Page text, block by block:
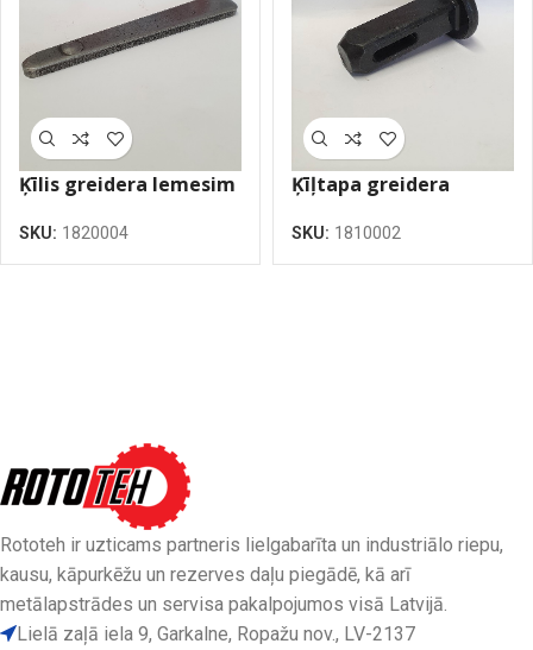
Ķīlis greidera lemesim
SKU: 1820004
Ķīļtapa greidera
SKU: 1810002
Rototeh ir uzticams partneris lielgabarīta un industriālo riepu,
kausu, kāpurkēžu un rezerves daļu piegādē, kā arī
metālapstrādes un servisa pakalpojumos visā Latvijā.
Lielā zaļā iela 9, Garkalne, Ropažu nov., LV-2137